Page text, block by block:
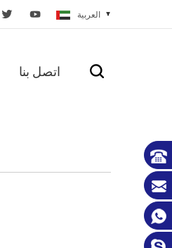
العربية
اتصل بنا